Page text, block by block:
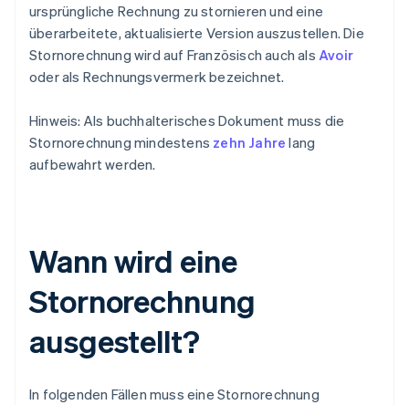
ursprüngliche Rechnung zu stornieren und eine
überarbeitete, aktualisierte Version auszustellen. Die
Stornorechnung wird auf Französisch auch alsAvoir
oder als Rechnungsvermerk bezeichnet.
Hinweis: Als buchhalterisches Dokument muss die
Stornorechnung mindestens zehn Jahre lang
aufbewahrt werden.
Wann wird eine
Stornorechnung
ausgestellt?
In folgenden Fällen muss eine Stornorechnung